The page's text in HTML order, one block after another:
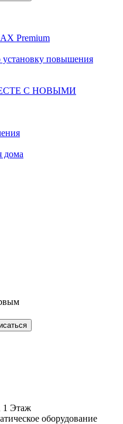
Premium
установку повышения
С НОВЫМИ
дома
1 Этаж
оборудование